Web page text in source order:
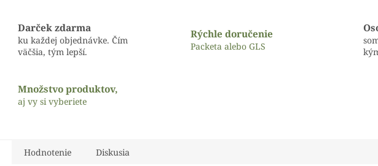
Darček zdarma
ku každej objednávke. Čím
väčšia, tým lepší.
Rýchle doručenie
Packeta alebo GLS
Množstvo produktov,
aj vy si vyberiete
Hodnotenie Diskusia